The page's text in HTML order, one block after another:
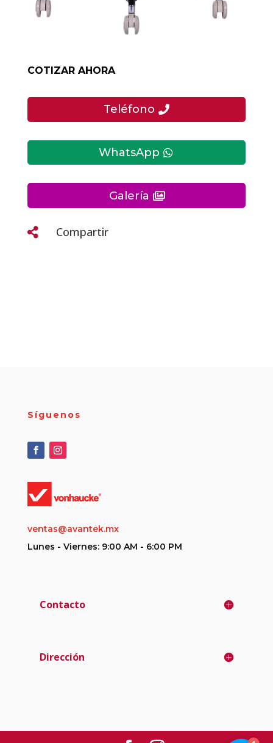
COTIZAR AHORA
Teléfono
WhatsApp
Galería
 Compartir
Síguenos
ventas@avantek.mx
Lunes - Viernes: 9:00 AM - 6:00 PM
Contacto
Dirección